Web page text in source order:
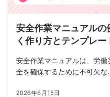
安全作業マニュアル
く作り方とテンプレー
安全作業マニュアルは、労
全を確保するために不可欠な
2026年6月15日